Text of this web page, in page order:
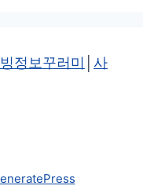
정보꾸러미
사